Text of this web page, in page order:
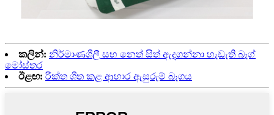
කලින්: නිර්මාණශීලී සහ නෙත් සිත් ඇදගන්නා හැඩැති බෑග්
මෝස්තර
ඊළඟ: රික්ත ශීත කළ ආහාර ඇසුරුම් බෑගය